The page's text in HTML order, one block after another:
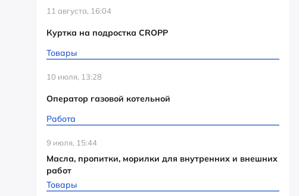
11 августа, 16:04
Куртка на подростка CROPP
Товары
10 июля, 13:28
Оператор газовой котельной
Работа
9 июля, 15:44
Масла, пропитки, морилки для внутренних и внешних
работ
Товары